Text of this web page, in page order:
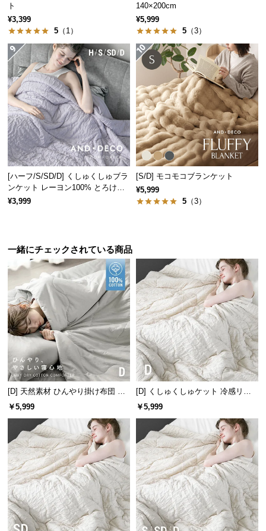
に
つ
い
て
返
品・
キ
ャ
ン
セ
ル
に
つ
い
保
つ
い
て
員
規
約
て
お
客
様
サ
ト
¥3,399
5 （1）
140×200cm
¥5,999
5 （3）
[ハーフ/S/SD/D] くしゅくしゅブラ
ンケット レーヨン100% とろける
肌触り
¥3,999
[S/D] モコモコブランケット
¥5,999
5 （3）
一緒にチェックされている商品
[D] 天然素材 ひんやり掛け布団 綿1
00% リバーシブル 洗える
￥5,999
[D] くしゅくしゅケット 冷感リバ
ーシブル 洗える
￥5,999